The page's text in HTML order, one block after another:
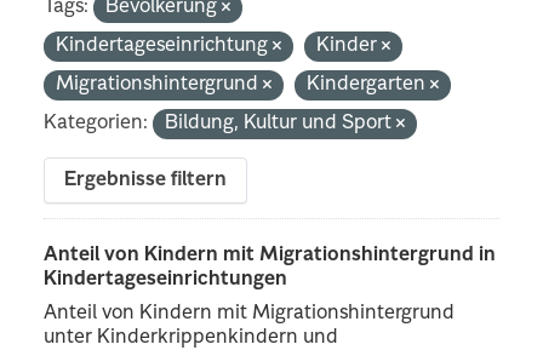
Tags:
Bevölkerung
Kindertageseinrichtung
Kinder
Migrationshintergrund
Kindergarten
Kategorien:
Bildung, Kultur und Sport
Ergebnisse filtern
Anteil von Kindern mit Migrationshintergrund in
Kindertageseinrichtungen
Anteil von Kindern mit Migrationshintergrund
unter Kinderkrippenkindern und